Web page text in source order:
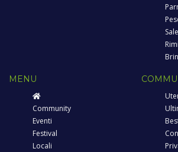
MENU
Community
Eventi
Festival
Locali